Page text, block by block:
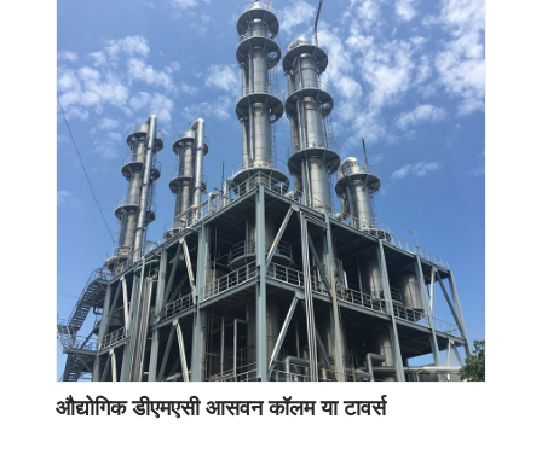
औद्योगिक डीएमएसी आसवन कॉलम या टावर्स